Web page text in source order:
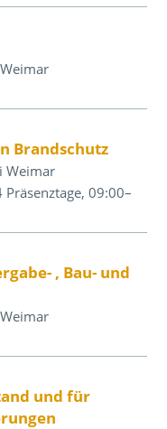
Brandschutz
Weimar
09:00–
, Bau- und
und für